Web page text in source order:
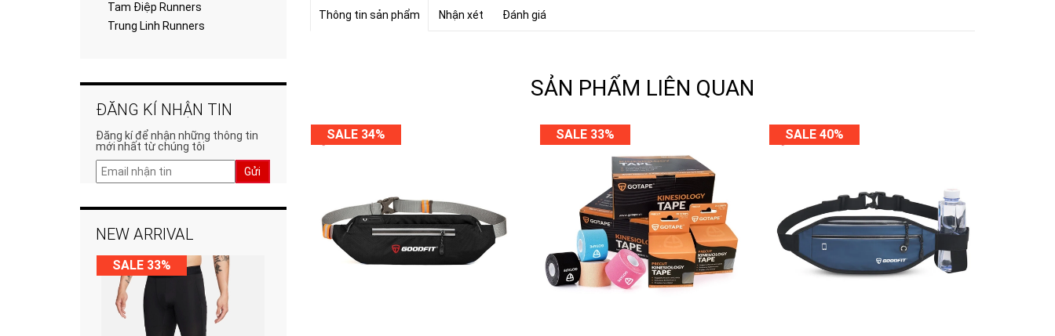
Thông tin sản phẩm Nhận xét Đánh giá
SẢN PHẨM LIÊN QUAN
SALE 34% SALE 33% SALE 40%
Tam Điệp Runners
Trung Linh Runners
ĐĂNG KÍ NHẬN TIN
Đăng kí để nhận những thông tin
mới nhất từ chúng tôi
Gửi
NEW ARRIVAL
SALE 33%